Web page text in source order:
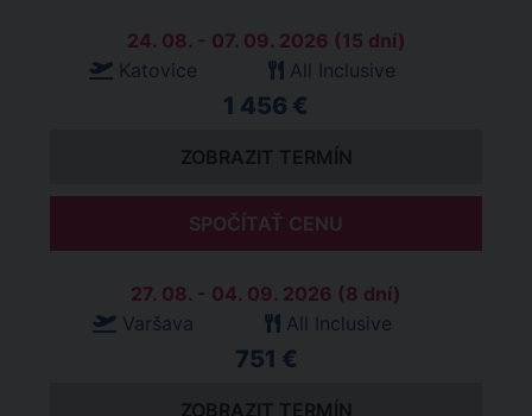
24. 08. - 07. 09. 2026 (15 dní)
Katovice
All Inclusive
1 456 €
ZOBRAZIT TERMÍN
SPOČÍTAŤ CENU
27. 08. - 04. 09. 2026 (8 dní)
Varšava
All Inclusive
751 €
ZOBRAZIT TERMÍN